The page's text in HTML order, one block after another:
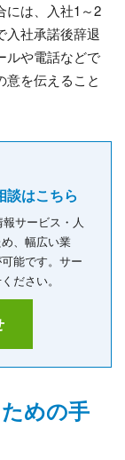
には、入社1～2
入社承諾後辞退
ルや電話などで
意を伝えること
談はこちら
サービス・人
、幅広い業
能です。サー
ださい。
めの手